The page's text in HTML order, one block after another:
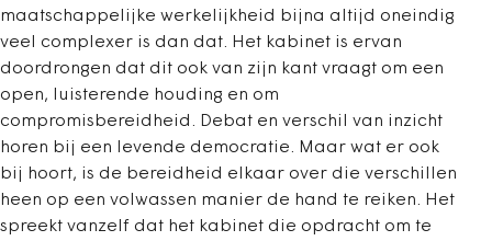
maatschappelijke werkelijkheid bijna altijd oneindig
veel complexer is dan dat. Het kabinet is ervan
doordrongen dat dit ook van zijn kant vraagt om een
open, luisterende houding en om
compromisbereidheid. Debat en verschil van inzicht
horen bij een levende democratie. Maar wat er ook
bij hoort, is de bereidheid elkaar over die verschillen
heen op een volwassen manier de hand te reiken. Het
spreekt vanzelf dat het kabinet die opdracht om te